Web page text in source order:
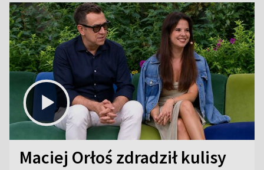
Maciej Orłoś zdradził kulisy